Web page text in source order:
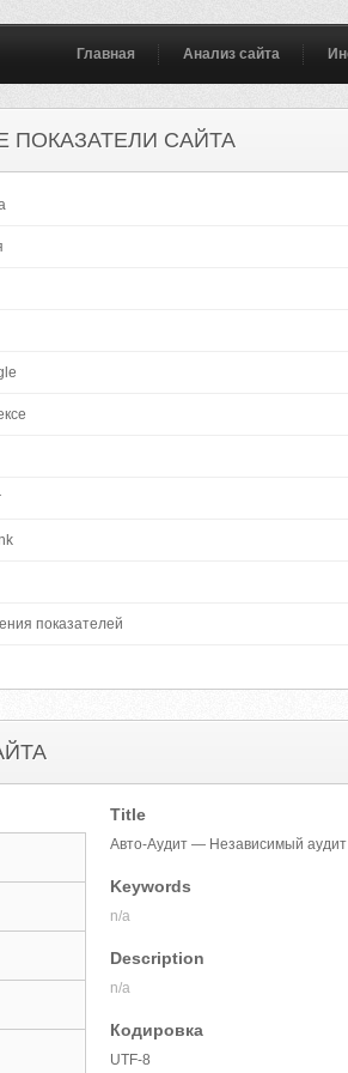
Главная Анализ сайта
ПОКАЗАТЕЛИ САЙТА
показателей
Title
Авто-Аудит — Независимый аудит
Keywords
n/a
Description
n/a
Кодировка
UTF-8